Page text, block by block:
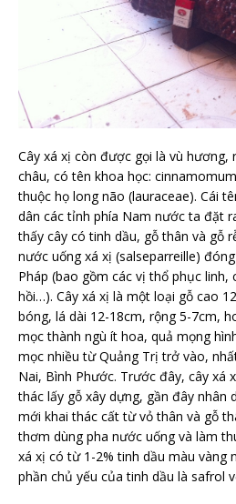
Cây xá xị còn được gọi là vù hương,
châu, có tên khoa học:
thuộc họ long não (lauraceae). Cái
dân các tỉnh phía Nam nước ta đặt
thấy cây có tinh dầu, gỗ thân và gỗ
nước uống xá xị (salseparreille)
Pháp (bao gồm các vị thổ phục
hồi…). Cây xá xị là một loại gỗ cao
bóng, lá dài 12-18cm, rộng 5-7cm,
mọc thành ngù ít hoa, quả mọng
mọc nhiều từ Quảng Trị trở vào,
Nai, Bình Phước. Trước đây, cây xá
thác lấy gỗ xây dựng, gần đây nhân
mới khai thác cất từ vỏ thân và gỗ
thơm dùng pha nước uống và làm
xá xị có từ 1-2% tinh dầu màu vàng
phần chủ yếu của tinh dầu là safrol